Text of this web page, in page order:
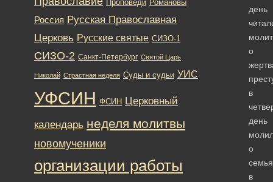
день
о
в
день
о
в
Проповеди Романовы
Россия Русская Православная
Церковь Русские святые СИЗО-1
СИЗО-2 Санкт-Петербург Святой Царь
Николай Страстная неделя Суды и судьи УИС
УФСИН ФСИН Церковный
календарь неделя молитвы
новомученики
организации работы